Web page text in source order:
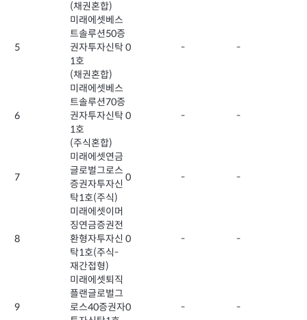
(채권혼합)
5
미래에셋베스
트솔루션50증
권자투자신탁
1호
(채권혼합)
0 - -
6
미래에셋베스
트솔루션70증
권자투자신탁
1호
(주식혼합)
0 - -
7
미래에셋연금
글로벌그로스
증권자투자신
탁1호(주식)
0 - -
8
미래에셋이머
징연금증권전
환형자투자신
탁1호(주식-
재간접형)
0 - -
9
미래에셋퇴직
플랜글로벌그
로스40증권자0 - -